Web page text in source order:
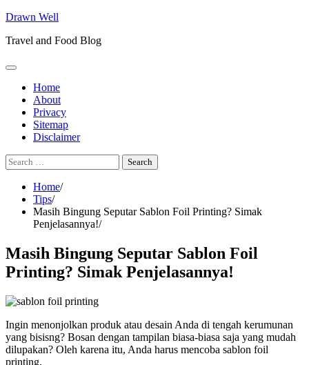
Skip
content
Drawn Well
Travel and Food Blog
Home
About
Privacy
Sitemap
Disclaimer
Search
for:
Home
Tips
Masih Bingung Seputar Sablon Foil Printing? Simak
Penjelasannya!
Masih Bingung Seputar Sablon Foil
Printing? Simak Penjelasannya!
Ingin menonjolkan produk atau desain Anda di tengah kerumunan
yang bisisng? Bosan dengan tampilan biasa-biasa saja yang mudah
dilupakan? Oleh karena itu, Anda harus mencoba sablon foil
printing.